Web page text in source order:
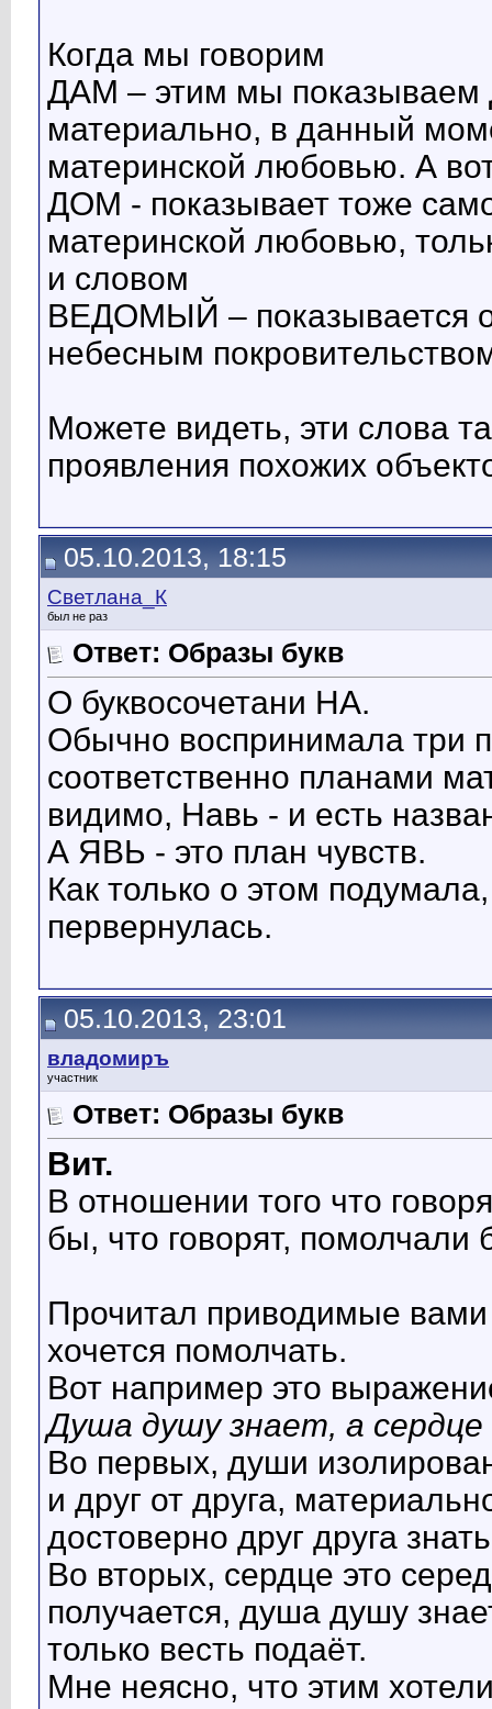
Когда мы говорим
ДАМ – этим мы показываем
материально, в данный
материнской любовью. А
ДОМ - показывает тоже
материнской любовью,
и словом
ВЕДОМЫЙ – показывается
небесным
Можете видеть, эти слова
проявления похожих
05.10.2013, 18:15
Светлана_К
был не раз
Ответ: Образы букв
О буквосочетани НА.
Обычно воспринимала три
соответственно планами
видимо, Навь - и есть
А ЯВЬ - это план чувств.
Как только о этом
первернулась.
05.10.2013, 23:01
владомиръ
участник
Ответ: Образы букв
Вит.
В отношении того что
бы, что говорят, помолчали
Прочитал приводимые
хочется помолчать.
Вот например это
Душа душу знает, а
Во первых, души
и друг от друга,
достоверно друг друга
Во вторых, сердце это
получается, душа душу
только весть подаёт.
Мне неясно, что этим